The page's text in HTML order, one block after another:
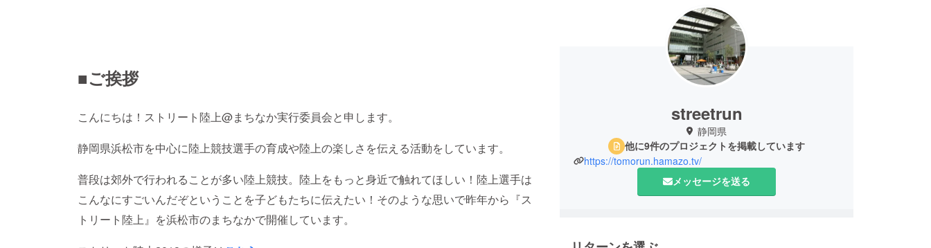
■ご挨拶
こんにちは！ストリート陸上@まちなか実行委員会と申します。
静岡県浜松市を中心に陸上競技選手の育成や陸上の楽しさを伝える活動をしています。
普段は郊外で行われることが多い陸上競技。陸上をもっと身近で触れてほしい！陸上選手は
こんなにすごいんだぞということを子どもたちに伝えたい！そのような思いで昨年から『ス
トリート陸上』を浜松市のまちなかで開催しています。
streetrun
静岡県
他に9件のプロジェクトを掲載しています
https://tomorun.hamazo.tv/
メッセージを送る